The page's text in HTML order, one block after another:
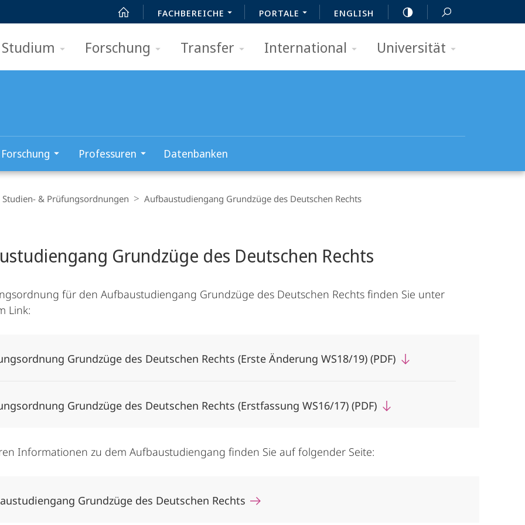
FACHBEREICHE PORTALE ENGLISH
Studium Forschung Transfer International Universität
Forschung Professuren Datenbanken
Studien- & Prü­fungsordnungen Aufbaustudiengang Grundzüge des Deutschen Rechts
Grundzüge des Deutschen Rechts
für den Aufbaustudiengang Grundzüge des Deutschen Rechts finden Sie unter
Link:
Grundzüge des Deutschen Rechts (Erste Änderung WS18/19) (PDF)
Grundzüge des Deutschen Rechts (Erstfassung WS16/17) (PDF)
Informationen zu dem Aufbaustudiengang finden Sie auf folgender Seite:
Grundzüge des Deutschen Rechts